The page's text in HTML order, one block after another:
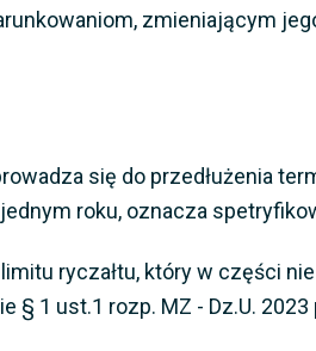
zmieniającym
się do przedłużenia
roku, oznacza
ryczałtu, który w części
1 ust.1 rozp. MZ - Dz.U.